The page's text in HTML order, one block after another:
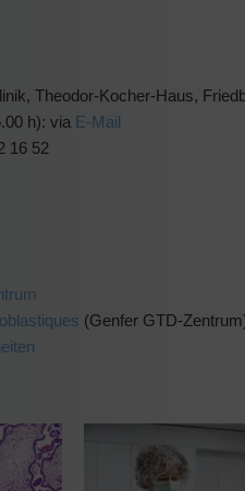
Theodor-Kocher-Haus,
h): via E-Mail
16 52
(Genfer GTD-